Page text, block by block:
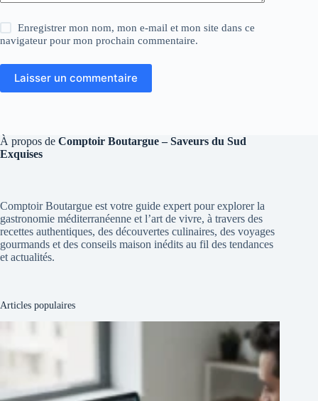
Enregistrer mon nom, mon e-mail et mon site dans ce
navigateur pour mon prochain commentaire.
Laisser un commentaire
À propos de Comptoir Boutargue – Saveurs du Sud
Exquises
Comptoir Boutargue est votre guide expert pour explorer la
gastronomie méditerranéenne et l’art de vivre, à travers des
recettes authentiques, des découvertes culinaires, des voyages
gourmands et des conseils maison inédits au fil des tendances
et actualités.
Articles populaires